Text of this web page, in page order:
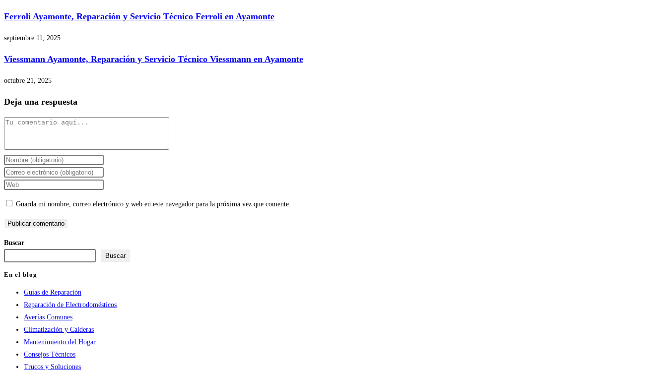
Ferroli Ayamonte, Reparación y Servicio Técnico Ferroli en Ayamonte
septiembre 11, 2025
Viessmann Ayamonte, Reparación y Servicio Técnico Viessmann en Ayamonte
octubre 21, 2025
Deja una respuesta
Comentario
Introduce
tu
nombre
de
para
Introduce
tu
correo
para
Introduce
de
web
Guarda mi nombre, correo electrónico y web en este navegador para la próxima vez que comente.
Buscar
Buscar
En el blog
Guías de Reparación
Reparación de Electrodomésticos
Averías Comunes
Climatización y Calderas
Mantenimiento del Hogar
Consejos Técnicos
Trucos y Soluciones